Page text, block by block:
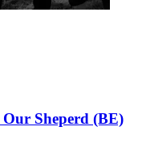
Our Sheperd (BE)